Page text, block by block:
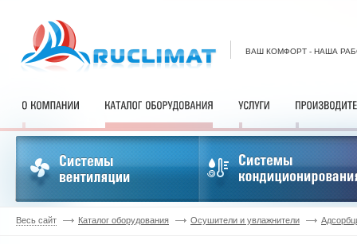
ВАШ КОМФОРТ - НАША
Весь сайт Каталог оборудования Осушители и увлажнители